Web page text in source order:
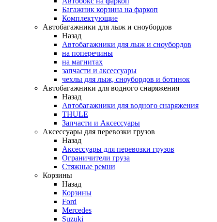
Багажник корзина на фаркоп
Комплектующие
Автобагажники для лыж и сноубордов
Назад
Автобагажники для лыж и сноубордов
на поперечины
на магнитах
запчасти и аксессуары
чехлы для лыж, сноубордов и ботинок
Автобагажники для водного снаряжения
Назад
Автобагажники для водного снаряжения
THULE
Запчасти и Аксессуары
Аксессуары для перевозки грузов
Назад
Аксессуары для перевозки грузов
Ограничители груза
Стяжные ремни
Корзины
Назад
Корзины
Ford
Mercedes
Suzuki